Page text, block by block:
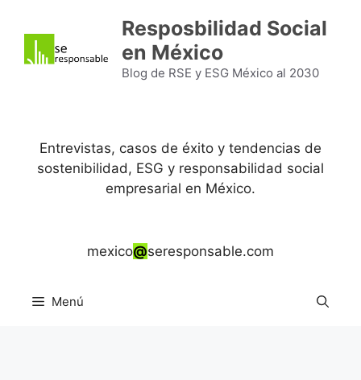
contenido
Resposbilidad Social
en México
Blog de RSE y ESG México al 2030
Entrevistas, casos de éxito y tendencias de
sostenibilidad, ESG y responsabilidad social
empresarial en México.
mexico@seresponsable.com
Menú